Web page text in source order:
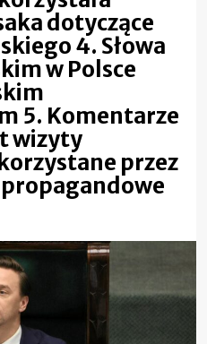
dotyczące
4. Słowa
w Polsce
5. Komentarze
wizyty
przez